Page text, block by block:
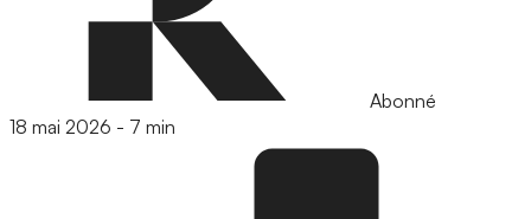
Abonné
18 mai 2026 - 7 min